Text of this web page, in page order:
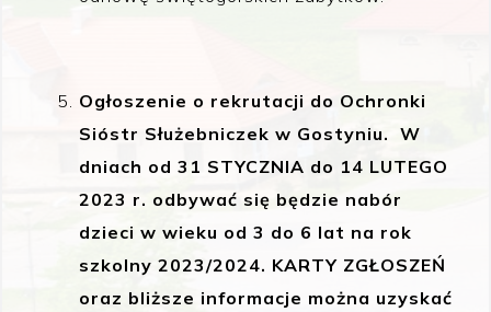
Ogłoszenie o rekrutacji do Ochronki
Sióstr Służebniczek w Gostyniu. W
dniach od 31 STYCZNIA do 14 LUTEGO
2023 r. odbywać się będzie nabór
dzieci w wieku od 3 do 6 lat na rok
szkolny 2023/2024. KARTY ZGŁOSZEŃ
oraz bliższe informacje można uzyskać